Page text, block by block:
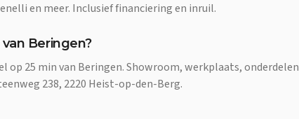
en meer. Inclusief financiering en inruil.
Beringen?
op 25 min van Beringen. Showroom, werkplaats, onderdelen
238, 2220 Heist-op-den-Berg.